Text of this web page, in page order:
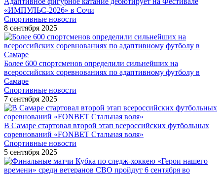
«ИМПУЛЬС-2026» в Сочи
Спортивные новости
8 сентября 2025
Более 600 спортсменов определили сильнейших на
всероссийских соревнованиях по адаптивному футболу в
Самаре
Спортивные новости
7 сентября 2025
В Самаре стартовал второй этап всероссийских футбольных
соревнований «FONBET Стальная воля»
Спортивные новости
5 сентября 2025